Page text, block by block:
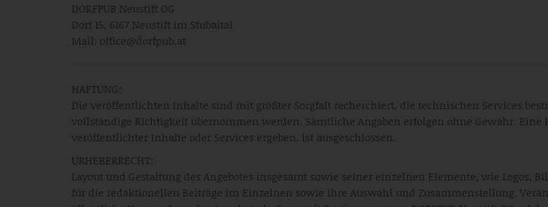
DORFPUB Neustift OG
Dorf 15, 6167 Neustift im Stubaital
Mail: office@dorfpub.at
HAFTUNG:
Die veröffentlichten Inhalte sind mit größter Sorgfalt recherchiert, die technischen Services
vollständige Richtigkeit übernommen werden. Sämtliche Angaben erfolgen ohne Gewähr. Eine
veröffentlichter Inhalte oder Services ergeben, ist ausgeschlossen.
URHEBERRECHT:
Layout und Gestaltung des Angebotes insgesamt sowie seiner einzelnen Elemente, wie Logos,
für die redaktionellen Beiträge im Einzelnen sowie ihre Auswahl und Zusammenstellung.